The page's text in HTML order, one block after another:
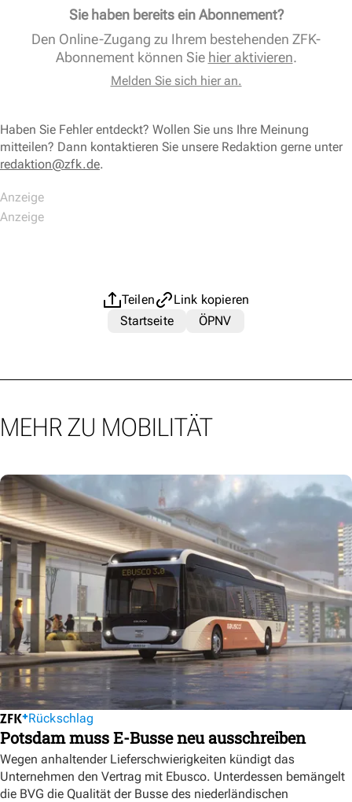
Sie haben bereits ein Abonnement?
Den Online-Zugang zu Ihrem bestehenden ZFK-
Abonnement können Sie hier aktivieren.
Melden Sie sich hier an.
Haben Sie Fehler entdeckt? Wollen Sie uns Ihre Meinung
mitteilen? Dann kontaktieren Sie unsere Redaktion gerne unter
redaktion@zfk.de.
Teilen
Link kopieren
Startseite
ÖPNV
MEHR ZU MOBILITÄT
Rückschlag
Potsdam muss E-Busse neu ausschreiben
Wegen anhaltender Lieferschwierigkeiten kündigt das
Unternehmen den Vertrag mit Ebusco. Unterdessen bemängelt
die BVG die Qualität der Busse des niederländischen